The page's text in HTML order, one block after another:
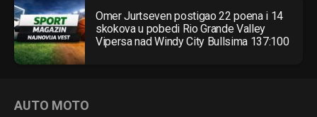
Omer Jurtseven postigao 22 poena i 14
skokova u pobedi Rio Grande Valley
Vipersa nad Windy City Bullsima 137:100
AUTO MOTO